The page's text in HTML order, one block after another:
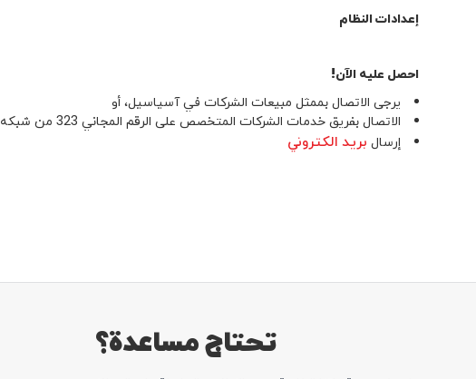
إعدادات النظام
احصل عليه الآن!
يرجى الاتصال بممثل مبيعات الشركات في آسياسيل، أو
الاتصال بفريق خدمات الشركات المتخصص على الرقم المجاني 323 من شبكه أسياسيل، أو على الرقم +964-7720044-323 من الشبكات الاخرى, أو
إرسال بريد الكتروني
تحتاج مساعدة؟